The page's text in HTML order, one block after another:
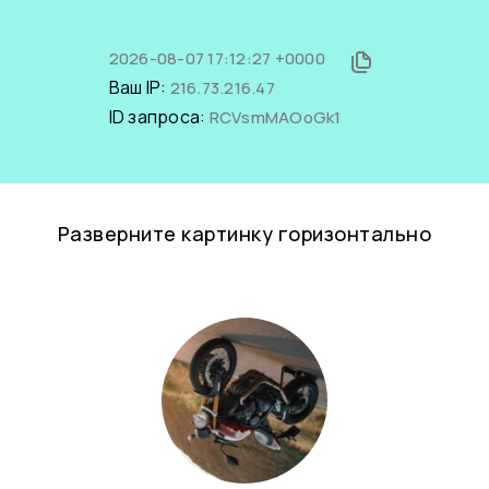
2026-08-07 17:12:27 +0000
Ваш IP: 216.73.216.47
ID запроса: RCVsmMAOoGk1
Разверните картинку горизонтально